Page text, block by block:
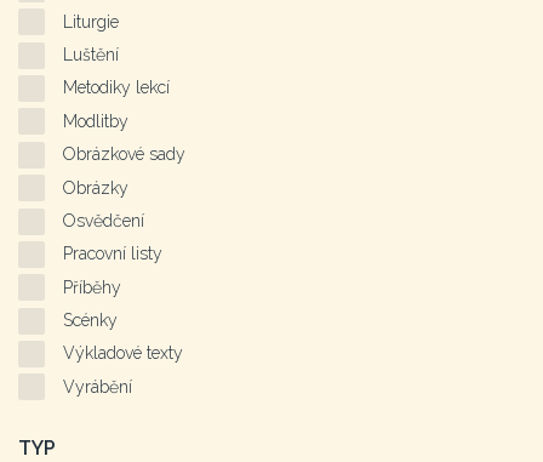
Liturgie
Luštění
Metodiky lekcí
Modlitby
Obrázkové sady
Obrázky
Osvědčení
Pracovní listy
Příběhy
Scénky
Výkladové texty
Vyrábění
TYP